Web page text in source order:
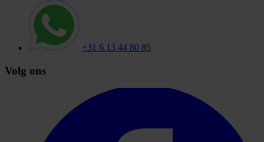
+31 6 13 44 80 85
Volg ons